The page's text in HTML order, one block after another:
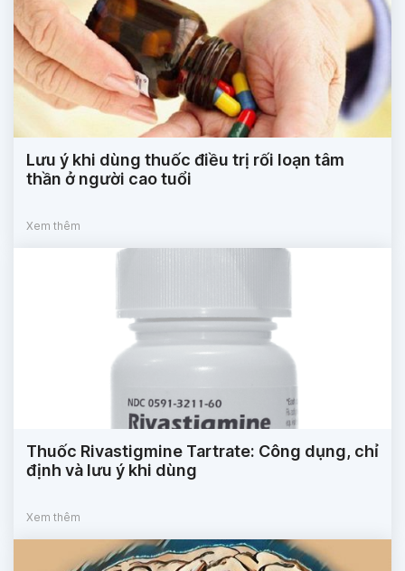
Lưu ý khi dùng thuốc điều trị rối loạn tâm
thần ở người cao tuổi
Xem thêm
Thuốc Rivastigmine Tartrate: Công dụng, chỉ
định và lưu ý khi dùng
Xem thêm